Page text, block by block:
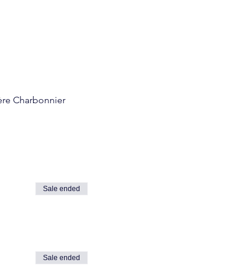
Charbonnier
Sale ended
Sale ended